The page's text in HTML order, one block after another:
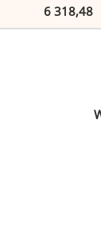
6 318,48